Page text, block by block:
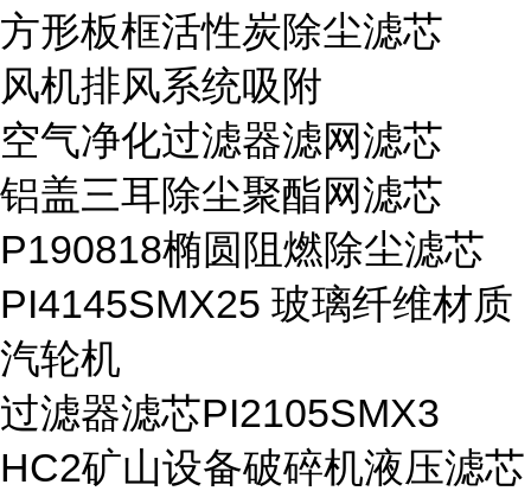
方形板框活性炭除尘滤芯
风机排风系统吸附
空气净化过滤器滤网滤芯
铝盖三耳除尘聚酯网滤芯
P190818椭圆阻燃除尘滤芯
PI4145SMX25 玻璃纤维材质
汽轮机
过滤器滤芯PI2105SMX3
HC2矿山设备破碎机液压滤芯